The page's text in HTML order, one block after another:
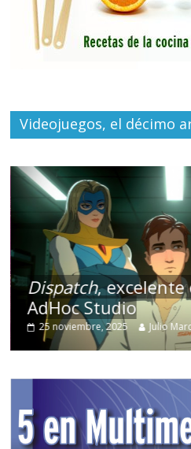
Videojuegos, el décimo
Dispatch,
AdHoc Studio
25 noviembre, 2025 Julio